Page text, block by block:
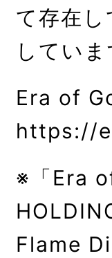
て存在
していま
Era of
https://
※「Era
Flame